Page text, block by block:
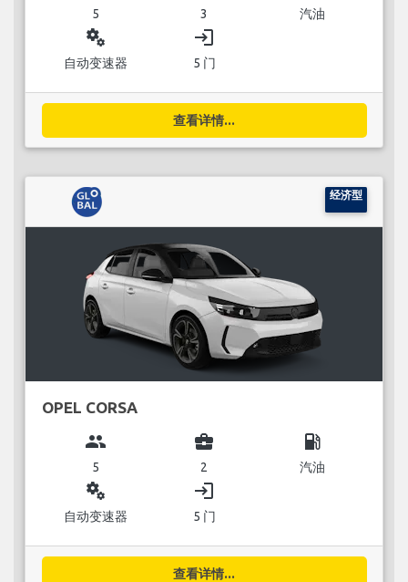
5 3 汽油
miscellaneous_services
自动变速器
login
5 门
查看详情...
经济型
OPEL CORSA
group
5
business_center
2
local_gas_station
汽油
miscellaneous_services
自动变速器
login
5 门
查看详情...